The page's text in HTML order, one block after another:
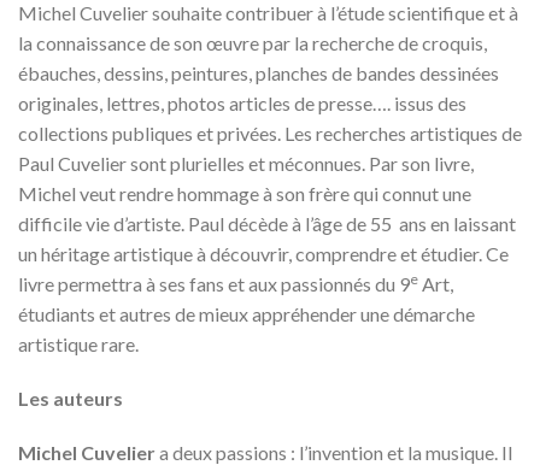
Michel Cuvelier souhaite contribuer à l’étude scientifique et à
la connaissance de son œuvre par la recherche de croquis,
ébauches, dessins, peintures, planches de bandes dessinées
originales, lettres, photos articles de presse…. issus des
collections publiques et privées. Les recherches artistiques de
Paul Cuvelier sont plurielles et méconnues. Par son livre,
Michel veut rendre hommage à son frère qui connut une
difficile vie d’artiste. Paul décède à l’âge de 55 ans en laissant
un héritage artistique à découvrir, comprendre et étudier. Ce
livre permettra à ses fans et aux passionnés du 9e Art,
étudiants et autres de mieux appréhender une démarche
artistique rare.
Les auteurs
Michel Cuveliera deux passions : l’invention et la musique. Il